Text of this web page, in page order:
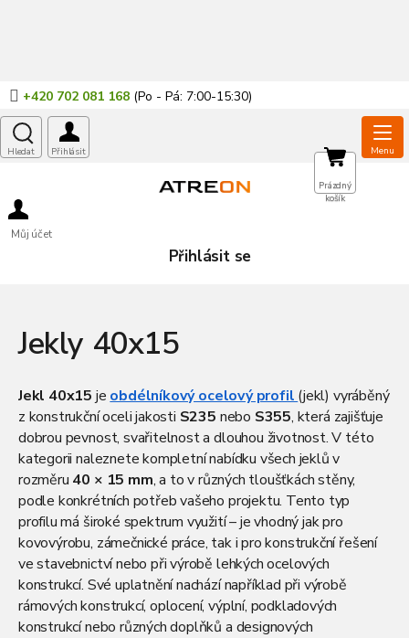
+420 702 081 168
Můj účet
Přihlásit se
NÁKUPNÍ
KOŠÍK
Prázdný
košík
Jekly 40x15
Jekl 40x15 je obdélníkový ocelový profil (jekl) vyráběný
z konstrukční oceli jakosti S235 nebo S355, která zajišťuje
dobrou pevnost, svařitelnost a dlouhou životnost. V této
kategorii naleznete kompletní nabídku všech jeklů v
rozměru 40 × 15 mm, a to v různých tloušťkách stěny,
podle konkrétních potřeb vašeho projektu. Tento typ
profilu má široké spektrum využití – je vhodný jak pro
kovovýrobu, zámečnické práce, tak i pro konstrukční řešení
ve stavebnictví nebo při výrobě lehkých ocelových
konstrukcí. Své uplatnění nachází například při výrobě
rámových konstrukcí, oplocení, výplní, podkladových
konstrukcí nebo různých doplňků a designových